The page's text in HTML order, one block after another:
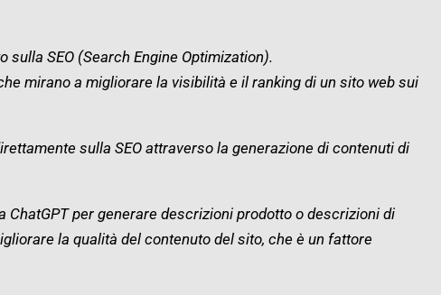
sulla SEO (Search Engine Optimization).
mirano a migliorare la visibilità e il ranking di un sito web sui
sulla SEO attraverso la generazione di contenuti di
ChatGPT per generare descrizioni prodotto o descrizioni di
la qualità del contenuto del sito, che è un fattore